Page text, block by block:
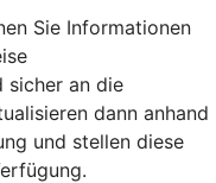
Sie Informationen
sicher an die
dann anhand
und stellen diese